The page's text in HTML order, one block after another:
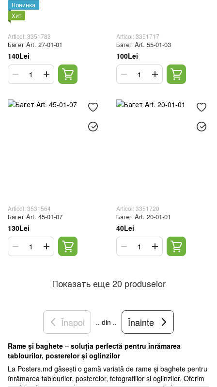
Новинка
Хит
Articol: 3351783
Багет Art. 27-01-01
140Lei
Articol: 3351717
Багет Art. 55-01-03
100Lei
Articol: 3531564
Багет Art. 45-01-07
130Lei
Articol: 3351720
Багет Art. 20-01-01
40Lei
Показать еще 20 produselor
Înapoi .. din .. Înainte
Rame și baghete – soluția perfectă pentru înrămarea
tablourilor, posterelor și oglinzilor
La Posters.md găsești o gamă variată de rame și baghete pentru
înrămarea tablourilor, posterelor, fotografiilor și oglinzilor. Oferim